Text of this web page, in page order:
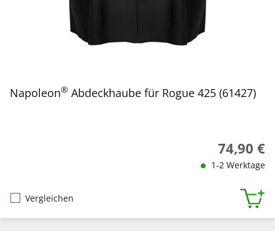
Napoleon® Abdeckhaube für Rogue 425 (61427)
Regulärer
74,90 €
1-2 Werktage
Vergleichen